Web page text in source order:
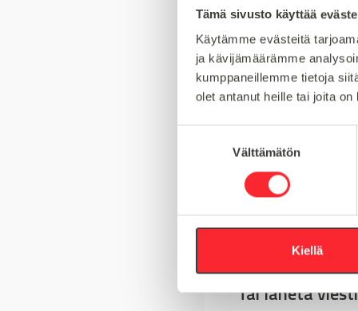
Tämä sivusto käyttää
Käytämme evästeitä
ja kävijämäärämme
kumppaneillemme tietoja
olet antanut heille tai joita
k
Välttämätön
Kiellä
MATERIAALI
MYYNTIERÄ
TYYPPI
Kysy tuotteista:
+358 10 5262 290
Tai lähetä